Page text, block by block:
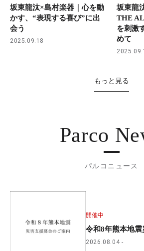
坂東龍汰×島村楽器｜心を動
かす、“表現する喜び”に出
会う
2025.09.18
坂東龍
THE
を刺激
めて
もっと見る
Parco
パルコニュース
開催中
令和8年熊本地
2026.08.04